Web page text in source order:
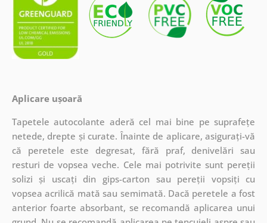
Aplicare ușoară
Tapetele autocolante aderă cel mai bine pe suprafețe
netede, drepte și curate. Înainte de aplicare, asigurați-vă
că peretele este degresat, fără praf, denivelări sau
resturi de vopsea veche. Cele mai potrivite sunt pereții
solizi și uscați din gips-carton sau pereții vopsiți cu
vopsea acrilică mată sau semimată. Dacă peretele a fost
anterior foarte absorbant, se recomandă aplicarea unui